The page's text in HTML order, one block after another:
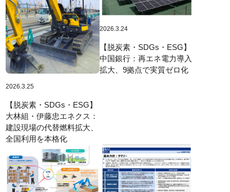
2026.3.25
【脱炭素・SDGs・ESG】
大林組・伊藤忠エネクス：
建設現場の代替燃料拡大、
全国利用を本格化
2026.3.24
【脱炭素・SDGs・ESG】
中国銀行：再エネ電力導入
拡大、9拠点で実質ゼロ化